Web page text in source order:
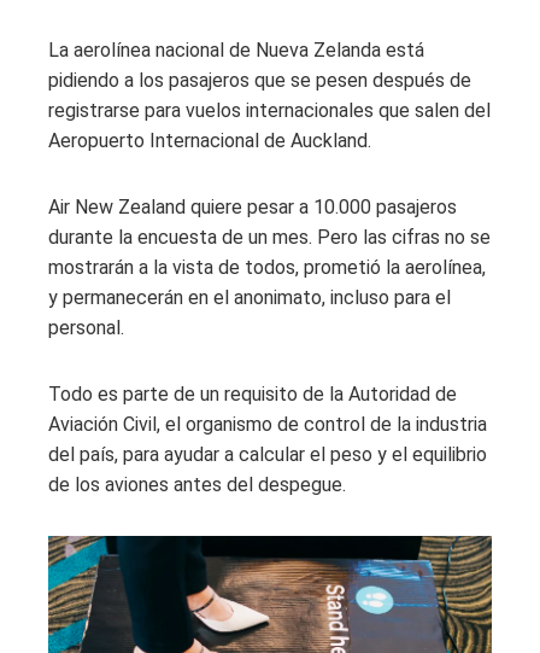
La aerolínea nacional de Nueva Zelanda está
pidiendo a los pasajeros que se pesen después de
registrarse para vuelos internacionales que salen del
Aeropuerto Internacional de Auckland.
Air New Zealand quiere pesar a 10.000 pasajeros
durante la encuesta de un mes. Pero las cifras no se
mostrarán a la vista de todos, prometió la aerolínea,
y permanecerán en el anonimato, incluso para el
personal.
Todo es parte de un requisito de la Autoridad de
Aviación Civil, el organismo de control de la industria
del país, para ayudar a calcular el peso y el equilibrio
de los aviones antes del despegue.